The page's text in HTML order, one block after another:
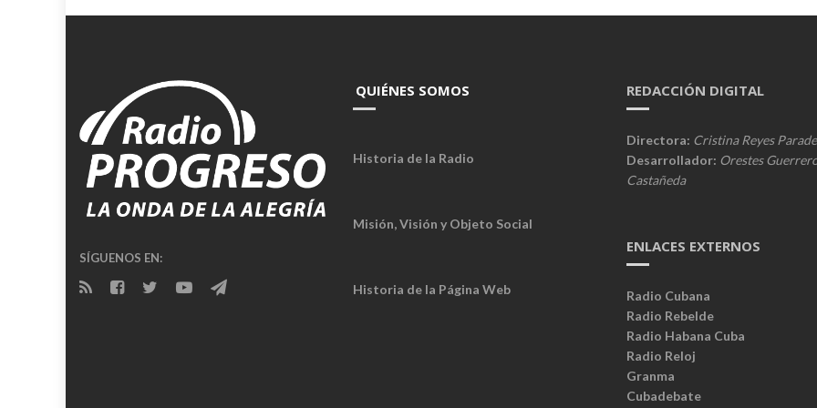
SÍGUENOS EN:
QUIÉNES SOMOS
Historia de la Radio
Misión, Visión y Objeto Social
Historia de la Página Web
REDACCIÓN DIGITAL
Directora: Cristina Reyes
Desarrollador: Orestes
Castañeda
ENLACES EXTERNOS
Radio Cubana
Radio Rebelde
Radio Habana Cuba
Radio Reloj
Granma
Cubadebate